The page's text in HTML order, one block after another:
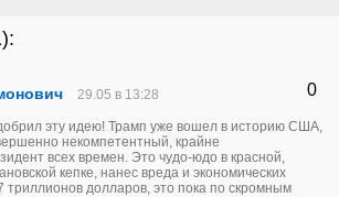
):
29.05 в 13:28 0
эту идею! Трамп уже вошел в историю США,
некомпетентный, крайне
всех времен. Это чудо-юдо в красной,
кепке, нанес вреда и экономических
триллионов долларов, это пока по скромным